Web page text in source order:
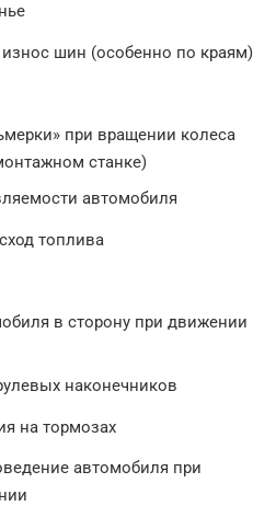
шин (особенно по краям)
при вращении колеса
станке)
автомобиля
топлива
в сторону при движении
наконечников
на тормозах
автомобиля при